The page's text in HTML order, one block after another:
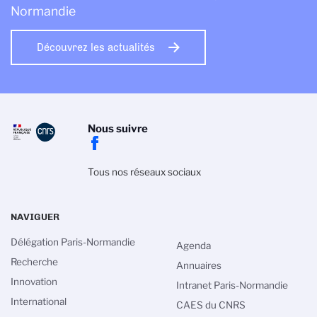
Normandie
Découvrez les actualités
Nous suivre
Tous nos réseaux sociaux
NAVIGUER
Délégation Paris-Normandie
Recherche
Innovation
International
Agenda
Annuaires
Intranet Paris-Normandie
CAES du CNRS